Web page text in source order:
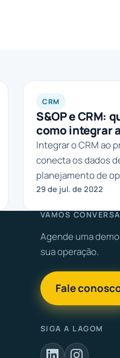
CRM
S&OP e CRM:
como integrar
Integrar o CRM ao
conecta os dados
planejamento de
essa relação
29 de jul. de 2022
VAMOS
Agende uma
sua operação.
Fale
SIGA A LAGOM